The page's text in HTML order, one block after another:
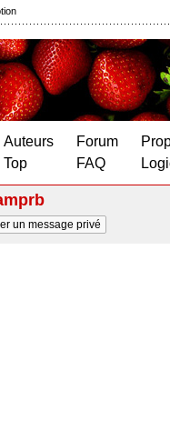
Auteurs
Top
Forum
FAQ
un message privé